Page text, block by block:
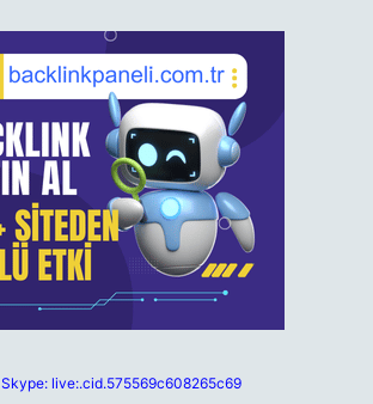
Skype: live:.cid.575569c608265c69